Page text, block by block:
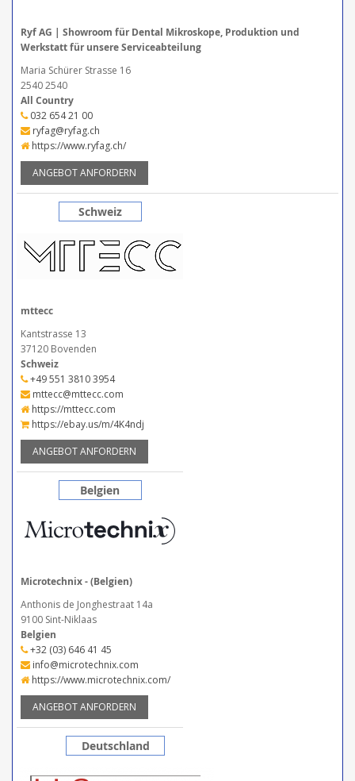
Ryf AG | Showroom für Dental Mikroskope, Produktion und
Werkstatt für unsere Serviceabteilung
Maria Schürer Strasse 16
2540 2540
All Country
032 654 21 00
ryfag@ryfag.ch
https://www.ryfag.ch/
ANGEBOT ANFORDERN
Schweiz
mttecc
Kantstrasse 13
37120 Bovenden
Schweiz
+49 551 3810 3954
mttecc@mttecc.com
https://mttecc.com
https://ebay.us/m/4K4ndj
ANGEBOT ANFORDERN
Belgien
Microtechnix - (Belgien)
Anthonis de Jonghestraat 14a
9100 Sint-Niklaas
Belgien
+32 (03) 646 41 45
info@microtechnix.com
https://www.microtechnix.com/
ANGEBOT ANFORDERN
Deutschland